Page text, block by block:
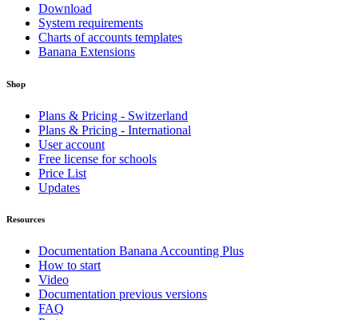
Download
System requirements
Charts of accounts templates
Banana Extensions
Shop
Plans & Pricing - Switzerland
Plans & Pricing - International
User account
Free license for schools
Price List
Updates
Resources
Documentation Banana Accounting Plus
How to start
Video
Documentation previous versions
FAQ